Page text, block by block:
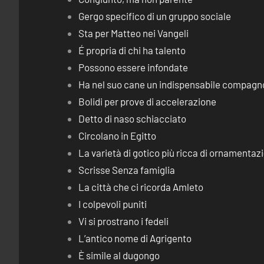
Gergo specifico di un gruppo sociale
Sta per Matteo nei Vangeli
É propria di chi ha talento
Possono essere infondate
Ha nel suo cane un indispensabile
Bolidi per prove di accelerazione
Detto di naso schiacciato
Circolano in Egitto
La varietà di gotico più ricca di
Scrisse Senza famiglia
La città che ci ricorda Amleto
I colpevoli puniti
Vi si prostrano i fedeli
L’antico nome di Agrigento
È simile al dugongo